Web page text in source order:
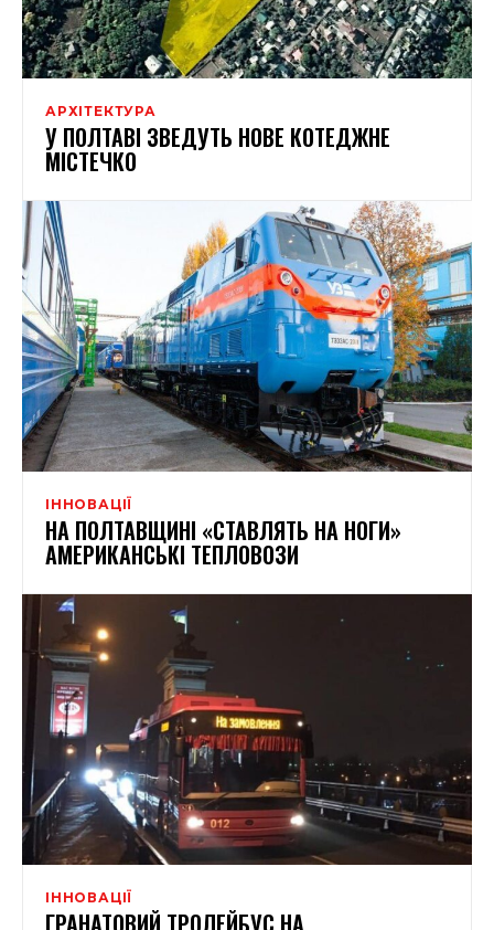
АРХІТЕКТУРА
У ПОЛТАВІ ЗВЕДУТЬ НОВЕ КОТЕДЖНЕ
МІСТЕЧКО
ІННОВАЦІЇ
НА ПОЛТАВЩИНІ «СТАВЛЯТЬ НА НОГИ»
АМЕРИКАНСЬКІ ТЕПЛОВОЗИ
ІННОВАЦІЇ
ГРАНАТОВИЙ ТРОЛЕЙБУС НА